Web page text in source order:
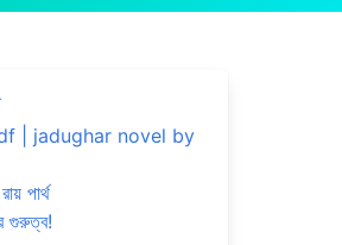
pdf | jadughar novel by
পার্থ
গুরুত্ব!